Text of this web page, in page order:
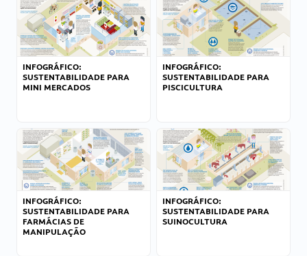
INFOGRÁFICO:
SUSTENTABILIDADE PARA
MINI MERCADOS
INFOGRÁFICO:
SUSTENTABILIDADE PARA
PISCICULTURA
INFOGRÁFICO:
SUSTENTABILIDADE PARA
FARMÁCIAS DE
MANIPULAÇÃO
INFOGRÁFICO:
SUSTENTABILIDADE PARA
SUINOCULTURA